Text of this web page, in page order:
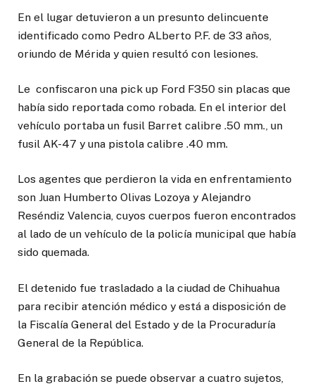
En el lugar detuvieron a un presunto delincuente
identificado como Pedro ALberto P.F. de 33 años,
oriundo de Mérida y quien resultó con lesiones.
Le confiscaron una pick up Ford F350 sin placas que
había sido reportada como robada. En el interior del
vehículo portaba un fusil Barret calibre .50 mm., un
fusil AK-47 y una pistola calibre .40 mm.
Los agentes que perdieron la vida en enfrentamiento
son Juan Humberto Olivas Lozoya y Alejandro
Reséndiz Valencia, cuyos cuerpos fueron encontrados
al lado de un vehículo de la policía municipal que había
sido quemada.
El detenido fue trasladado a la ciudad de Chihuahua
para recibir atención médico y está a disposición de
la Fiscalía General del Estado y de la Procuraduría
General de la República.
En la grabación se puede observar a cuatro sujetos,